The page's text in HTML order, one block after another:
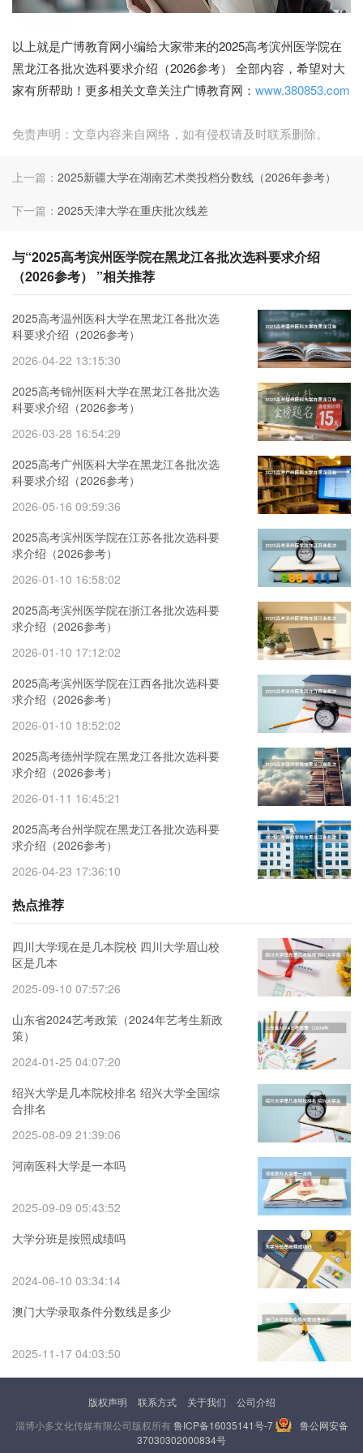
以上就是广博教育网小编给大家带来的2025高考滨州医学院在
黑龙江各批次选科要求介绍（2026参考） 全部内容，希望对大
家有所帮助！更多相关文章关注广博教育网： www.380853.com
免责声明：文章内容来自网络，如有侵权请及时联系删除。
上一篇： 2025新疆大学在湖南艺术类投档分数线（2026年参考）
下一篇： 2025天津大学在重庆批次线差
与“2025高考滨州医学院在黑龙江各批次选科要求介绍
（2026参考） ”相关推荐
2025高考温州医科大学在黑龙江各批次选
科要求介绍（2026参考）
2026-04-22 13:15:30
2025高考锦州医科大学在黑龙江各批次选
科要求介绍（2026参考）
2026-03-28 16:54:29
2025高考广州医科大学在黑龙江各批次选
科要求介绍（2026参考）
2026-05-16 09:59:36
2025高考滨州医学院在江苏各批次选科要
求介绍（2026参考）
2026-01-10 16:58:02
2025高考滨州医学院在浙江各批次选科要
求介绍（2026参考）
2026-01-10 17:12:02
2025高考滨州医学院在江西各批次选科要
求介绍（2026参考）
2026-01-10 18:52:02
2025高考德州学院在黑龙江各批次选科要
求介绍（2026参考）
2026-01-11 16:45:21
2025高考台州学院在黑龙江各批次选科要
求介绍（2026参考）
2026-04-23 17:36:10
热点推荐
四川大学现在是几本院校 四川大学眉山校
区是几本
2025-09-10 07:57:26
山东省2024艺考政策（2024年艺考生新政
策）
2024-01-25 04:07:20
绍兴大学是几本院校排名 绍兴大学全国综
合排名
2025-08-09 21:39:06
河南医科大学是一本吗
2025-09-09 05:43:52
大学分班是按照成绩吗
2024-06-10 03:34:14
澳门大学录取条件分数线是多少
2025-11-17 04:03:50
版权声明 联系方式 关于我们
公司介绍
淄博小多文化传媒有限公司版权所有鲁ICP备16035141号-7
鲁公网安备
37030302000834号